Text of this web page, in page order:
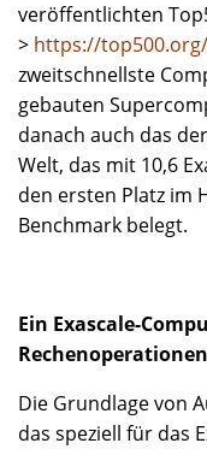
veröffentlichten
> https://
zweitschnellste
gebauten
danach auch das
Welt, das mit 10,6
den ersten Platz im
Benchmark belegt.
Ein Exascale-
Die Grundlage von
das speziell für das